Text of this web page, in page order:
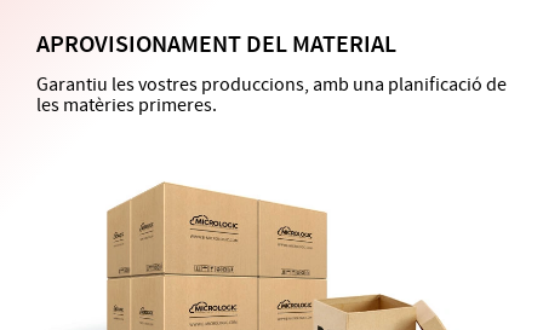
APROVISIONAMENT DEL MATERIAL
Garantiu les vostres produccions, amb una planificació de
les matèries primeres.